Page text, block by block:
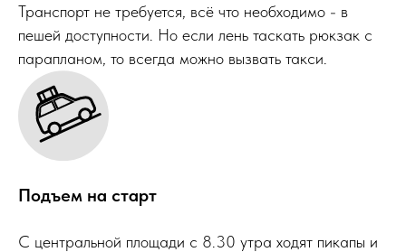
Транспорт не требуется, всё что необходимо - в
пешей доступности. Но если лень таскать рюкзак с
парапланом, то всегда можно вызвать такси.
Подъем на старт
С центральной площади с 8.30 утра ходят пикапы и